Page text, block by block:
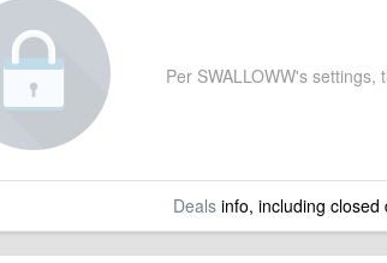
Per SWALLOWW's settings,
Dealsinfo, including closed